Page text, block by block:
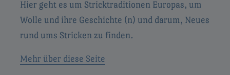
Hier geht es um Stricktraditionen Europas, um
Wolle und ihre Geschichte (n) und darum, Neues
rund ums Stricken zu finden.
Mehr über diese Seite